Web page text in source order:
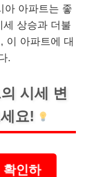
아 아파트는 좋
상승과 더불
이 아파트에 대
.
시세 변
요!
인하